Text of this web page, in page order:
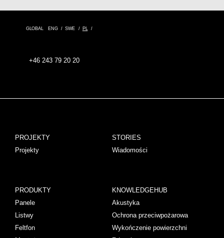
GLOBAL ENG SWE PL
+46 243 79 20 20
PROJEKTY
Projekty
STORIES
Wiadomości
PRODUKTY
Panele
Listwy
Feltfon
KNOWLEDGEHUB
Akustyka
Ochrona przeciwpożarowa
Wykończenie powierzchni